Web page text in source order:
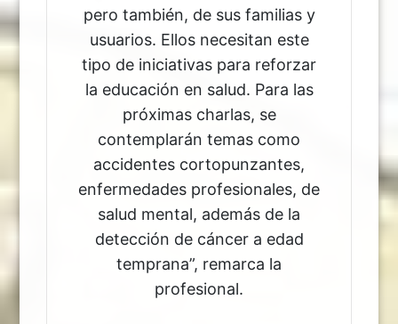
pero también, de sus familias y
usuarios. Ellos necesitan este
tipo de iniciativas para reforzar
la educación en salud. Para las
próximas charlas, se
contemplarán temas como
accidentes cortopunzantes,
enfermedades profesionales, de
salud mental, además de la
detección de cáncer a edad
temprana”, remarca la
profesional.